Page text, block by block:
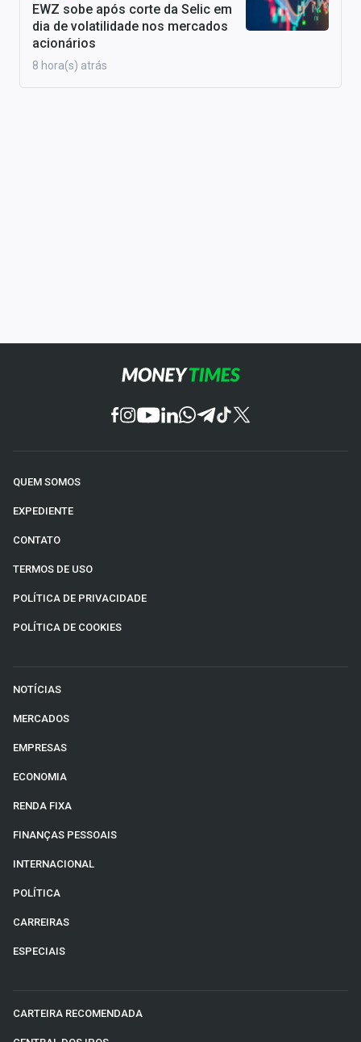
EWZ sobe após corte da Selic em
dia de volatilidade nos mercados
acionários
8 hora(s) atrás
QUEM SOMOS
EXPEDIENTE
CONTATO
TERMOS DE USO
POLÍTICA DE PRIVACIDADE
POLÍTICA DE COOKIES
NOTÍCIAS
MERCADOS
EMPRESAS
ECONOMIA
RENDA FIXA
FINANÇAS PESSOAIS
INTERNACIONAL
POLÍTICA
CARREIRAS
ESPECIAIS
CARTEIRA RECOMENDADA